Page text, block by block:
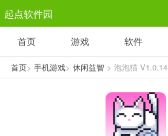
起点软件园
塔防游戏
1千+款游戏
休闲益智
1万+款游戏
赛车竞速
3百+款游戏
首页 游戏 软件
首页> 手机游戏> 休闲益智> 泡泡猫 V1.0.14